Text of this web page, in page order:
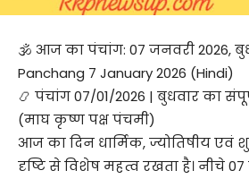
🕉️ आज का पंचांग: 07 जनवरी 2026,
Panchang 7 January 2026 (Hindi)
📿 पंचांग 07/01/2026 | बुधवार का
(माघ कृष्ण पक्ष पंचमी)
आज का दिन धार्मिक, ज्योतिषीय
दृष्टि से विशेष महत्व रखता है। नीचे 07